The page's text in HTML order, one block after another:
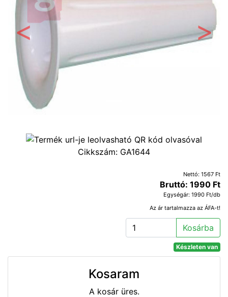
Előző
Cikkszám: GA1644
Nettó: 1567 Ft
Bruttó: 1990 Ft
Egységár: 1990 Ft/db
Az ár tartalmazza az ÁFA-t!
Kosárba
Készleten van
Kosaram
A kosár üres.